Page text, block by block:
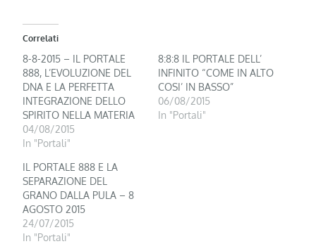
Correlati
8-8-2015 – IL PORTALE
888, L’EVOLUZIONE DEL
DNA E LA PERFETTA
INTEGRAZIONE DELLO
SPIRITO NELLA MATERIA
04/08/2015
In "Portali"
8:8:8 IL PORTALE DELL’
INFINITO “COME IN ALTO
COSI’ IN BASSO”
06/08/2015
In "Portali"
IL PORTALE 888 E LA
SEPARAZIONE DEL
GRANO DALLA PULA – 8
AGOSTO 2015
24/07/2015
In "Portali"